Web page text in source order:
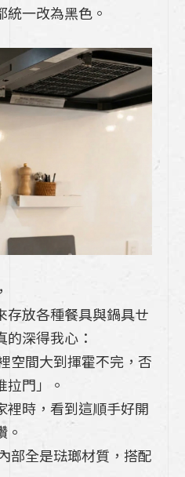
鍵因素你最在乎哪一
240公分一字型收納
具】什麼是琺瑯??琺
?購買前需要注意什
廚房規劃，看完這
高雄系統櫃設計收納
傢俱及地板】重拾健
房」做的有質感
一改為黑色。
存放各種餐具與鍋具ㄝ
深得我心：
空間大到揮霍不完，否
拉門」。
裡時，看到這順手好開
。
部全是琺瑯材質，搭配